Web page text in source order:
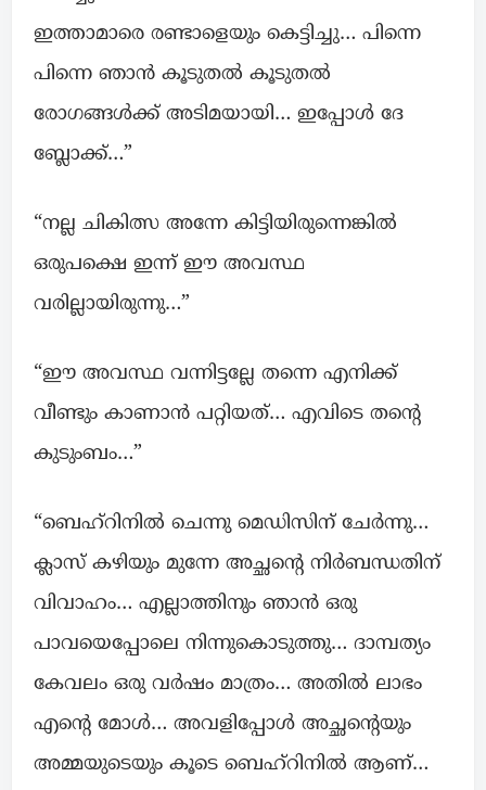
ഇത്താമാരെ രണ്ടാളെയും കെട്ടിച്ചു… പിന്നെ
പിന്നെ ഞാൻ കൂടുതൽ കൂടുതൽ
രോഗങ്ങൾക്ക് അടിമയായി… ഇപ്പോൾ ദേ
ബ്ലോക്ക്…”
“നല്ല ചികിത്സ അന്നേ കിട്ടിയിരുന്നെങ്കിൽ
ഒരുപക്ഷെ ഇന്ന് ഈ അവസ്ഥ
വരില്ലായിരുന്നു…”
“ഈ അവസ്ഥ വന്നിട്ടല്ലേ തന്നെ എനിക്ക്
വീണ്ടും കാണാൻ പറ്റിയത്… എവിടെ തന്റെ
കുടുംബം…”
“ബെഹ്‌റിനിൽ ചെന്നു മെഡിസിന് ചേർന്നു…
ക്ലാസ് കഴിയും മുന്നേ അച്ഛന്റെ നിർബന്ധതിന്
വിവാഹം… എല്ലാത്തിനും ഞാൻ ഒരു
പാവയെപ്പോലെ നിന്നുകൊടുത്തു… ദാമ്പത്യം
കേവലം ഒരു വർഷം മാത്രം… അതിൽ ലാഭം
എന്റെ മോൾ… അവളിപ്പോൾ അച്ഛന്റെയും
അമ്മയുടെയും കൂടെ ബെഹ്‌റിനിൽ ആണ്…